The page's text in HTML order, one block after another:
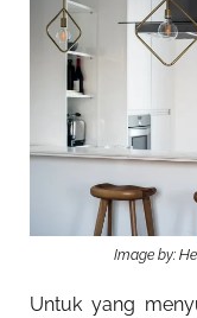
Image by:
Untuk yang